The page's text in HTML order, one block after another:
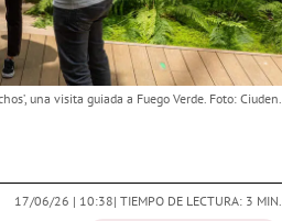
una visita guiada a Fuego Verde. Foto: Ciuden.
17/06/26 | 10:38| TIEMPO DE LECTURA: 3 MIN.